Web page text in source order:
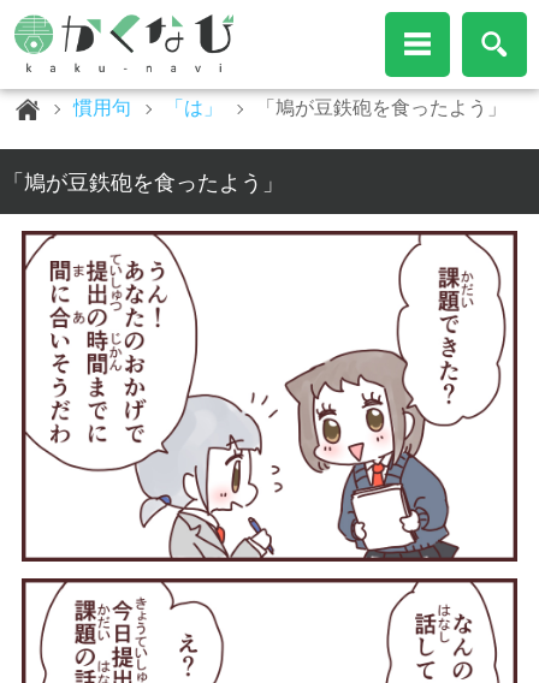
慣用句 「は」 「鳩が豆鉄砲を食ったよう」
「鳩が豆鉄砲を食ったよう」